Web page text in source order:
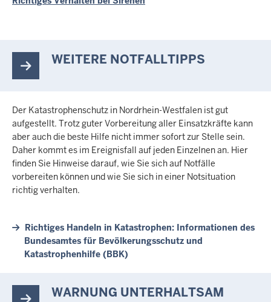
WEITERE NOTFALLTIPPS
Der Katastrophenschutz in Nordrhein-Westfalen ist gut
aufgestellt. Trotz guter Vorbereitung aller Einsatzkräfte kann
aber auch die beste Hilfe nicht immer sofort zur Stelle sein.
Daher kommt es im Ereignisfall auf jeden Einzelnen an. Hier
finden Sie Hinweise darauf, wie Sie sich auf Notfälle
vorbereiten können und wie Sie sich in einer Notsituation
richtig verhalten.
Richtiges Handeln in Katastrophen: Informationen des
Bundesamtes für Bevölkerungsschutz und
Katastrophenhilfe (BBK)
WARNUNG UNTERHALTSAM